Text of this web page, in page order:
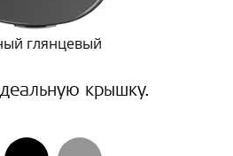
глянцевый
крышку.